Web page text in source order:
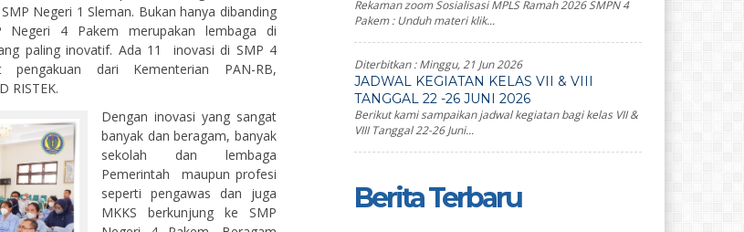
Negeri 1 Sleman. Bukan hanya dibanding
4 Pakem merupakan lembaga di
paling inovatif. Ada 11 inovasi di SMP 4
dari Kementerian PAN-RB,
RISTEK.
Dengan inovasi yang sangat
banyak dan beragam, banyak
sekolah dan lembaga
Pemerintah maupun profesi
seperti pengawas dan juga
MKKS berkunjung ke SMP
Rekaman zoom Sosialisasi MPLS Ramah 2026 SMPN 4
Pakem : Unduh materi klik...
Diterbitkan :Minggu, 21 Jun 2026
JADWAL KEGIATAN KELAS VII & VIII
TANGGAL 22 -26 JUNI 2026
Berikut kami sampaikan jadwal kegiatan bagi kelas VII &
VIII Tanggal 22-26 Juni...
Berita Terbaru